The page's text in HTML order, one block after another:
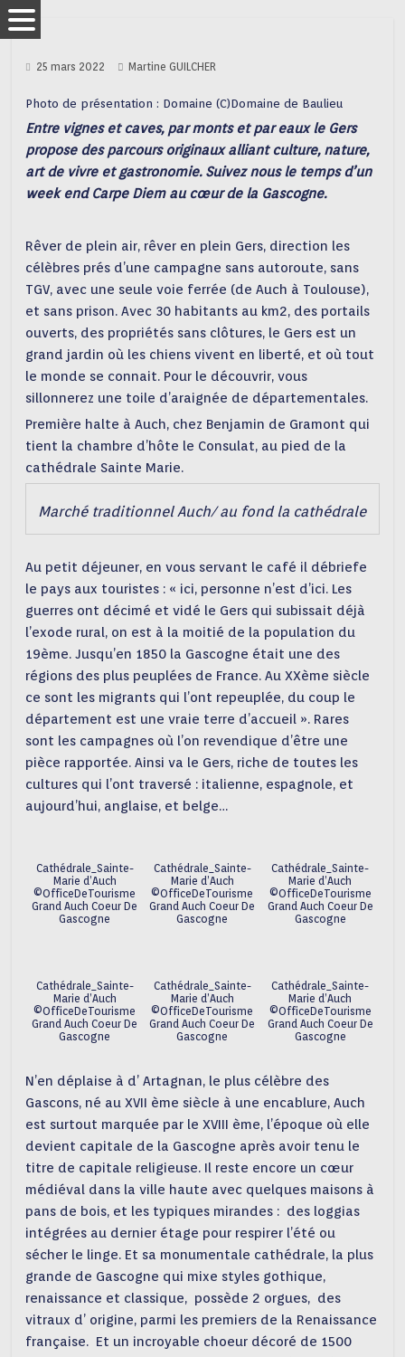
25 mars 2022 Martine GUILCHER
Photo de présentation : Domaine (C)Domaine de Baulieu
Entre vignes et caves, par monts et par eaux le Gers
propose des parcours originaux alliant culture, nature,
art de vivre et gastronomie. Suivez nous le temps d’un
week end Carpe Diem au cœur de la Gascogne.
Rêver de plein air, rêver en plein Gers, direction les
célèbres prés d’une campagne sans autoroute, sans
TGV, avec une seule voie ferrée (de Auch à Toulouse),
et sans prison. Avec 30 habitants au km2, des portails
ouverts, des propriétés sans clôtures, le Gers est un
grand jardin où les chiens vivent en liberté, et où tout
le monde se connait. Pour le découvrir, vous
sillonnerez une toile d’araignée de départementales.
Première halte à Auch, chez Benjamin de Gramont qui
tient la chambre d’hôte le Consulat, au pied de la
cathédrale Sainte Marie.
Marché traditionnel Auch/ au fond la cathédrale
Au petit déjeuner, en vous servant le café il débriefe
le pays aux touristes : « ici, personne n’est d’ici. Les
guerres ont décimé et vidé le Gers qui subissait déjà
l’exode rural, on est à la moitié de la population du
19ème. Jusqu’en 1850 la Gascogne était une des
régions des plus peuplées de France. Au XXème siècle
ce sont les migrants qui l’ont repeuplée, du coup le
département est une vraie terre d’accueil ». Rares
sont les campagnes où l’on revendique d’être une
pièce rapportée. Ainsi va le Gers, riche de toutes les
cultures qui l’ont traversé : italienne, espagnole, et
aujourd’hui, anglaise, et belge…
Cathédrale_Sainte-
Marie d’Auch
©OfficeDeTourisme
Grand Auch Coeur De
Gascogne
Cathédrale_Sainte-
Marie d’Auch
©OfficeDeTourisme
Grand Auch Coeur De
Gascogne
Cathédrale_Sainte-
Marie d’Auch
©OfficeDeTourisme
Grand Auch Coeur De
Gascogne
Cathédrale_Sainte-
Marie d’Auch
©OfficeDeTourisme
Grand Auch Coeur De
Gascogne
Cathédrale_Sainte-
Marie d’Auch
©OfficeDeTourisme
Grand Auch Coeur De
Gascogne
Cathédrale_Sainte-
Marie d’Auch
©OfficeDeTourisme
Grand Auch Coeur De
Gascogne
N’en déplaise à d’ Artagnan, le plus célèbre des
Gascons, né au XVII ème siècle à une encablure, Auch
est surtout marquée par le XVIII ème, l’époque où elle
devient capitale de la Gascogne après avoir tenu le
titre de capitale religieuse. Il reste encore un cœur
médiéval dans la ville haute avec quelques maisons à
pans de bois, et les typiques mirandes : des loggias
intégrées au dernier étage pour respirer l’été ou
sécher le linge. Et sa monumentale cathédrale, la plus
grande de Gascogne qui mixe styles gothique,
renaissance et classique, possède 2 orgues, des
vitraux d’ origine, parmi les premiers de la Renaissance
française. Et un incroyable choeur décoré de 1500